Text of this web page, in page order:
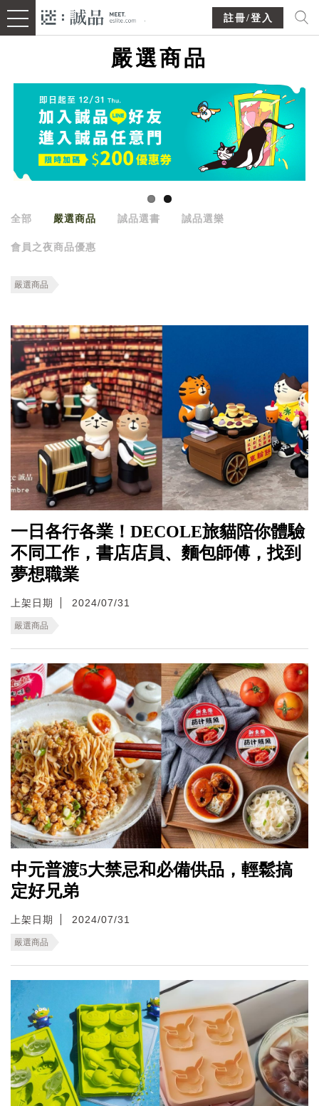
註冊/登入
嚴選商品
全部 嚴選商品 誠品選書 誠品選樂
會員之夜商品優惠
嚴選商品
一日各行各業！DECOLE旅貓陪你體驗
不同工作，書店店員、麵包師傅，找到
夢想職業
上架日期 2024/07/31
嚴選商品
中元普渡5大禁忌和必備供品，輕鬆搞
定好兄弟
上架日期 2024/07/31
嚴選商品